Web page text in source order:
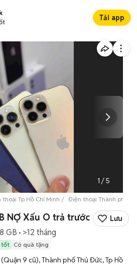
Tải app
1 /5
Tp Hồ Chí Minh Điện thoại Thành phố
NỢ Xấu O trả trước Lưu
GB >12 tháng
tốt Có quà tặng
9 cũ), Thành phố Thủ Đức, Tp Hồ